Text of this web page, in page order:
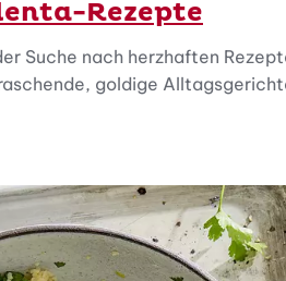
Rezepte
Suche nach herzhaften
goldige